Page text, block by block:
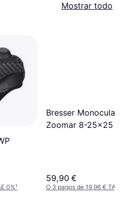
Mostrar todo
0%¹
Bresser Monocular
Zoomar 8-25x25
59,90 €
O 3 pagos de 19,96 € TAE 0%